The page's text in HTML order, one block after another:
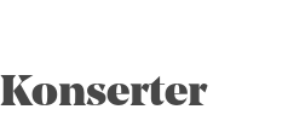
Konserter